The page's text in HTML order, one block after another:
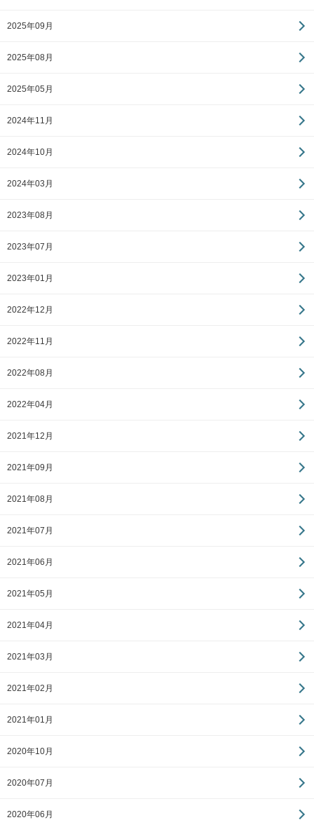
2025年09月
2025年08月
2025年05月
2024年11月
2024年10月
2024年03月
2023年08月
2023年07月
2023年01月
2022年12月
2022年11月
2022年08月
2022年04月
2021年12月
2021年09月
2021年08月
2021年07月
2021年06月
2021年05月
2021年04月
2021年03月
2021年02月
2021年01月
2020年10月
2020年07月
2020年06月